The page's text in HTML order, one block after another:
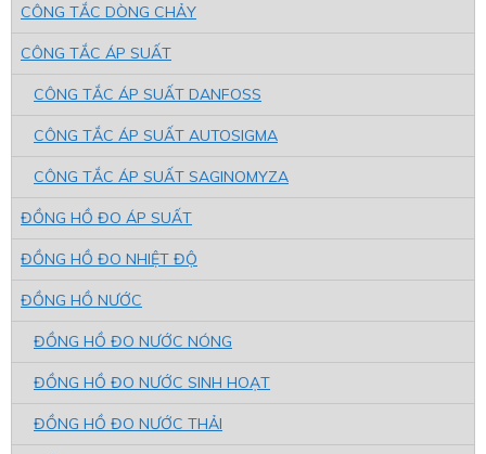
CÔNG TẮC DÒNG CHẢY
CÔNG TẮC ÁP SUẤT
CÔNG TẮC ÁP SUẤT DANFOSS
CÔNG TẮC ÁP SUẤT AUTOSIGMA
CÔNG TẮC ÁP SUẤT SAGINOMYZA
ĐỒNG HỒ ĐO ÁP SUẤT
ĐỒNG HỒ ĐO NHIỆT ĐỘ
ĐỒNG HỒ NƯỚC
ĐỒNG HỒ ĐO NƯỚC NÓNG
ĐỒNG HỒ ĐO NƯỚC SINH HOẠT
ĐỒNG HỒ ĐO NƯỚC THẢI